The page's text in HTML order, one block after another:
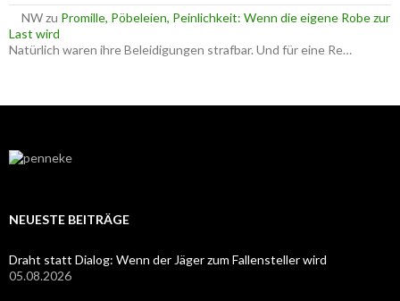
NWzu Promille, Pöbeleien, Peinlichkeit: Wenn die eigene Robe zur
Last wird
Natürlich waren ihre Beleidigungen strafbar. Und für eine Re…
NEUESTE BEITRÄGE
Draht statt Dialog: Wenn der Jäger zum Fallensteller wird
05.08.2026